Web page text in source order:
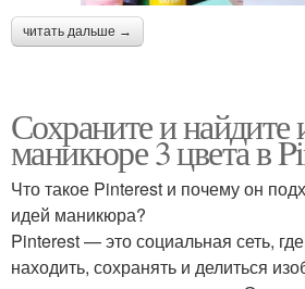
читать дальше →
Сохраните и найдите
маникюре 3 цвета в
Что такое Pinterest и почему он
идей маникюра?
Pinterest — это социальная сеть,
находить, сохранять и делиться